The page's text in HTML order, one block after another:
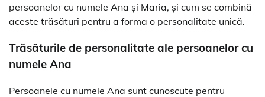
persoanelor cu numele Ana și Maria, și cum se combină
aceste trăsături pentru a forma o personalitate unică.
Trăsăturile de personalitate ale persoanelor cu
numele Ana
Persoanele cu numele Ana sunt cunoscute pentru